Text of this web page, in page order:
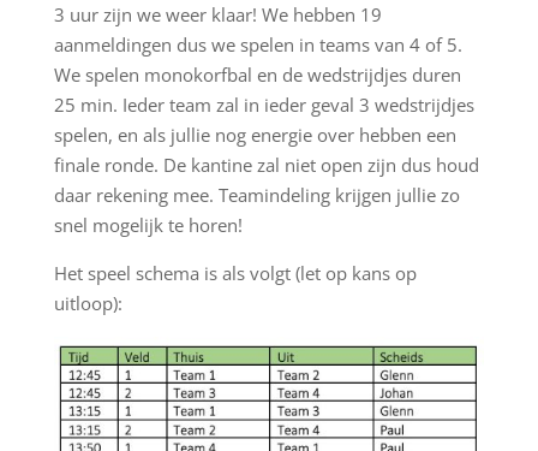
3 uur zijn we weer klaar! We hebben 19
aanmeldingen dus we spelen in teams van 4 of 5.
We spelen monokorfbal en de wedstrijdjes duren
25 min. Ieder team zal in ieder geval 3 wedstrijdjes
spelen, en als jullie nog energie over hebben een
finale ronde. De kantine zal niet open zijn dus houd
daar rekening mee. Teamindeling krijgen jullie zo
snel mogelijk te horen!
Het speel schema is als volgt (let op kans op
uitloop):